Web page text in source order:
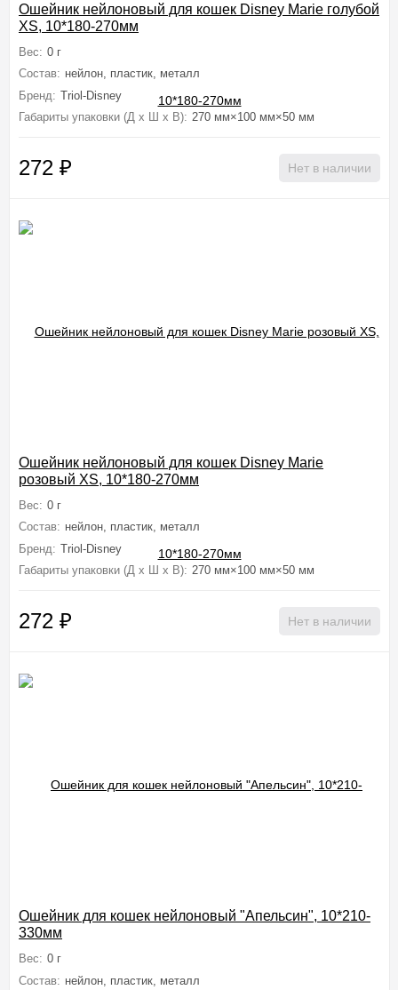
Ошейник нейлоновый для кошек Disney Marie голубой
XS, 10*180-270мм
Вес: 0 г
Состав: нейлон, пластик, металл
Бренд: Triol-Disney
Габариты упаковки (Д х Ш х В): 270 мм×100 мм×50 мм
272 ₽ Нет в наличии
Ошейник нейлоновый для кошек Disney Marie
розовый XS, 10*180-270мм
Вес: 0 г
Состав: нейлон, пластик, металл
Бренд: Triol-Disney
Габариты упаковки (Д х Ш х В): 270 мм×100 мм×50 мм
272 ₽ Нет в наличии
Ошейник для кошек нейлоновый "Апельсин", 10*210-
330мм
Вес: 0 г
Состав: нейлон, пластик, металл